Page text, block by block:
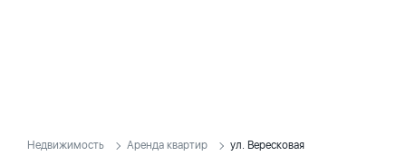
Недвижимость Аренда квартир ул. Вересковая